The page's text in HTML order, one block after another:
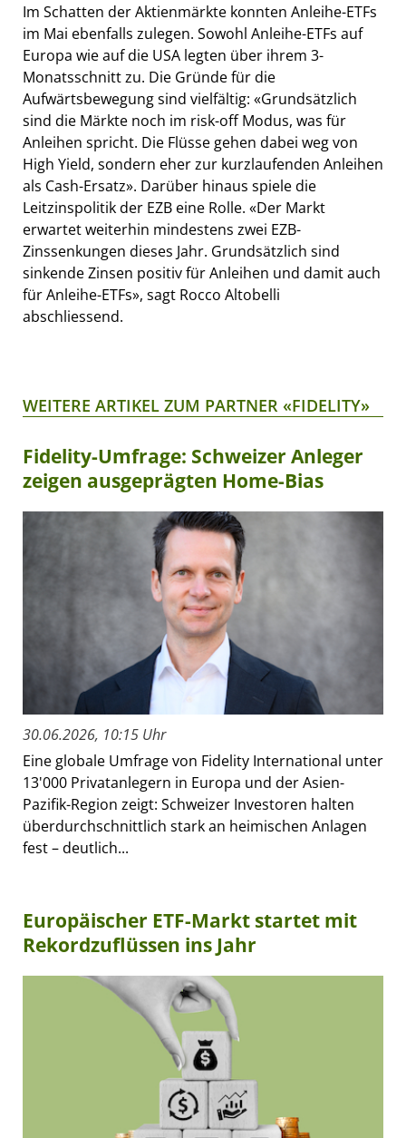
Im Schatten der Aktienmärkte konnten Anleihe-ETFs
im Mai ebenfalls zulegen. Sowohl Anleihe-ETFs auf
Europa wie auf die USA legten über ihrem 3-
Monatsschnitt zu. Die Gründe für die
Aufwärtsbewegung sind vielfältig: «Grundsätzlich
sind die Märkte noch im risk-off Modus, was für
Anleihen spricht. Die Flüsse gehen dabei weg von
High Yield, sondern eher zur kurzlaufenden Anleihen
als Cash-Ersatz». Darüber hinaus spiele die
Leitzinspolitik der EZB eine Rolle. «Der Markt
erwartet weiterhin mindestens zwei EZB-
Zinssenkungen dieses Jahr. Grundsätzlich sind
sinkende Zinsen positiv für Anleihen und damit auch
für Anleihe-ETFs», sagt Rocco Altobelli
abschliessend.
WEITERE ARTIKEL ZUM PARTNER «FIDELITY»
Fidelity-Umfrage: Schweizer Anleger
zeigen ausgeprägten Home-Bias
30.06.2026, 10:15 Uhr
Eine globale Umfrage von Fidelity International unter
13'000 Privatanlegern in Europa und der Asien-
Pazifik-Region zeigt: Schweizer Investoren halten
überdurchschnittlich stark an heimischen Anlagen
fest – deutlich...
Europäischer ETF-Markt startet mit
Rekordzuflüssen ins Jahr